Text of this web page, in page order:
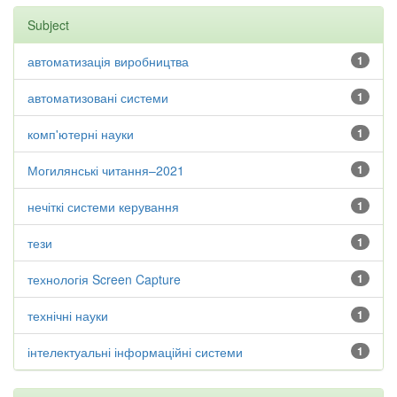
Subject
1
автоматизація виробництва
1
автоматизовані системи
1
комп'ютерні науки
1
Могилянські читання–2021
1
нечіткі системи керування
1
тези
1
технологія Screen Capture
1
технічні науки
1
інтелектуальні інформаційні системи